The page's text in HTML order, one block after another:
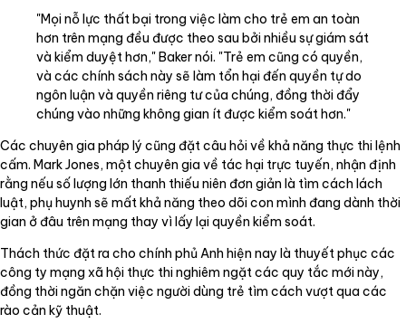
"Mọi nỗ lực thất bại trong việc làm cho trẻ em an toàn
hơn trên mạng đều được theo sau bởi nhiều sự giám sát
và kiểm duyệt hơn," Baker nói. "Trẻ em cũng có quyền,
và các chính sách này sẽ làm tổn hại đến quyền tự do
ngôn luận và quyền riêng tư của chúng, đồng thời đẩy
chúng vào những không gian ít được kiểm soát hơn."
Các chuyên gia pháp lý cũng đặt câu hỏi về khả năng thực thi lệnh
cấm. Mark Jones, một chuyên gia về tác hại trực tuyến, nhận định
rằng nếu số lượng lớn thanh thiếu niên đơn giản là tìm cách lách
luật, phụ huynh sẽ mất khả năng theo dõi con mình đang dành thời
gian ở đâu trên mạng thay vì lấy lại quyền kiểm soát.
Thách thức đặt ra cho chính phủ Anh hiện nay là thuyết phục các
công ty mạng xã hội thực thi nghiêm ngặt các quy tắc mới này,
đồng thời ngăn chặn việc người dùng trẻ tìm cách vượt qua các
rào cản kỹ thuật.